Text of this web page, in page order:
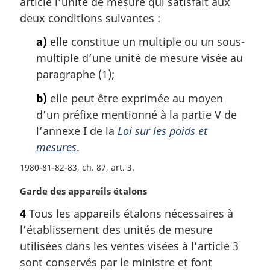
a
r
deux conditions suivantes :
a) elle constitue un multiple ou un sous-
multiple d’une unité de mesure visée au
paragraphe (1);
b) elle peut être exprimée au moyen
d’un préfixe mentionné à la partie V de
l’annexe I de la Loi sur les poids et
mesures.
1980-81-82-83, ch. 87, art. 3
N
t
e
m
a
Garde des appareils étalons
4 Tous les appareils étalons nécessaires à
l’établissement des unités de mesure
utilisées dans les ventes visées à l’article 3
sont conservés par le ministre et font